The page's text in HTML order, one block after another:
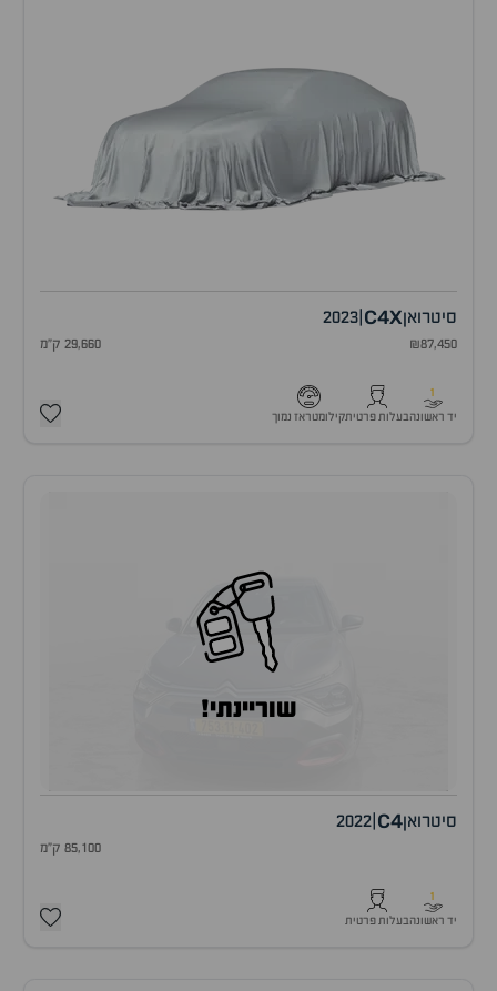
סיטרואןC4X
2023
₪87,450 29,660 ק"מ
1
יד ראשונהבעלות פרטיתקילומטראז נמוך
שוריינתי!
סיטרואןC4
2022
85,100 ק"מ
1
יד ראשונהבעלות פרטית